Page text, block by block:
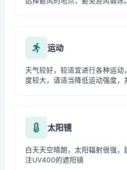
运动
天气较好，较适宜进行各种运动
度较大，请适当降低运动强度，
太阳镜
白天天空晴朗，太阳辐射很强
注UV400的遮阳镜